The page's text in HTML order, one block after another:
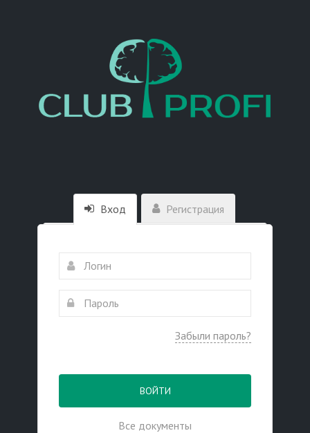
Вход Регистрация
Забыли пароль?
ВОЙТИ
Все документы